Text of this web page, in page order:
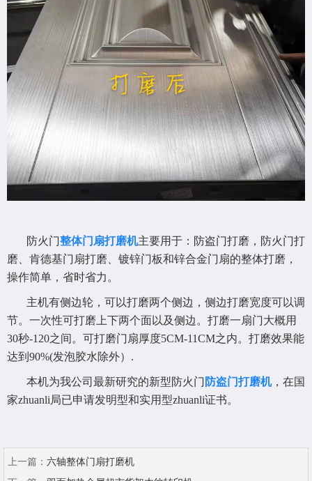
防火门整体门扇打磨机主要用于：防盗门打磨，防火门打
磨、肯德基门扇打磨、镀锌门板和锌合金门扇的整体打磨，
操作简单，省时省力。
主机有侧边轮，可以打磨两个侧边，侧边打磨宽度可以调
节。一次性可打磨上下两个面以及侧边。打磨一扇门大概用
30秒-120之间。可打磨门扇厚度5CM-11CM之内。打磨效果能
达到90%(发泡胶水除外）.
本机为我公司最新研究的新型防火门 防盗门打磨机，在国
家zhuanli局已申请发明型和实用型zhuanli证书。
上一篇： 六轴整体门扇打磨机